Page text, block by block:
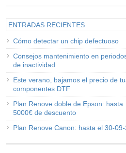
ENTRADAS RECIENTES
Cómo detectar un chip defectuoso
Consejos mantenimiento en
de inactividad
Este verano, bajamos el precio de
componentes DTF
Plan Renove doble de Epson: hasta
5000€ de descuento
Plan Renove Canon: hasta el 30-09-